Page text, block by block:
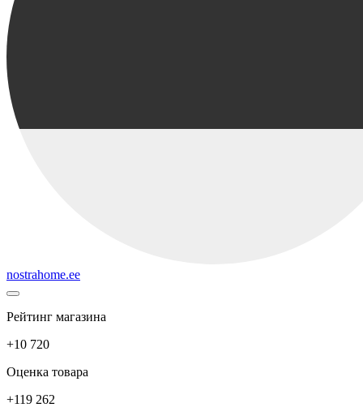
nostrahome.ee
Рейтинг магазина
+10 720
Оценка товара
+119 262